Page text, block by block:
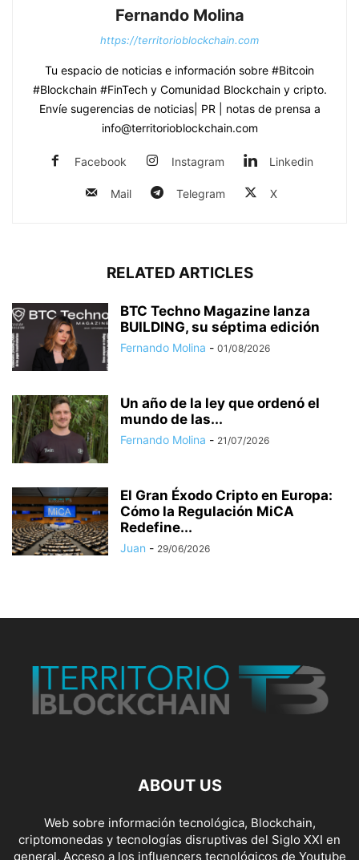
Fernando Molina
https://territorioblockchain.com
Tu espacio de noticias e información sobre #Bitcoin
#Blockchain #FinTech y Comunidad Blockchain y cripto.
Envíe sugerencias de noticias| PR | notas de prensa a
info@territorioblockchain.com
Facebook Instagram Linkedin
Mail Telegram X
RELATED ARTICLES
BTC Techno Magazine lanza
BUILDING, su séptima edición
Fernando Molina - 01/08/2026
Un año de la ley que ordenó el
mundo de las...
Fernando Molina - 21/07/2026
El Gran Éxodo Cripto en Europa:
Cómo la Regulación MiCA
Redefine...
Juan - 29/06/2026
ABOUT US
Web sobre información tecnológica, Blockchain,
criptomonedas y tecnologías disruptivas del Siglo XXI en
general. Acceso a los influencers tecnológicos de Youtube